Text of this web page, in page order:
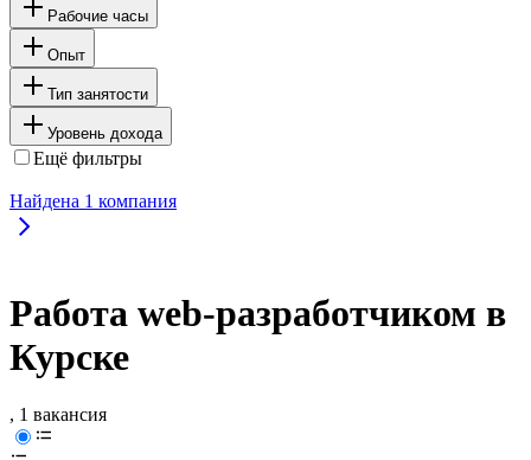
Рабочие часы
Опыт
Тип занятости
Уровень дохода
Ещё фильтры
Найдена 1 компания
Работа web-разработчиком в
Курске
, 1 вакансия